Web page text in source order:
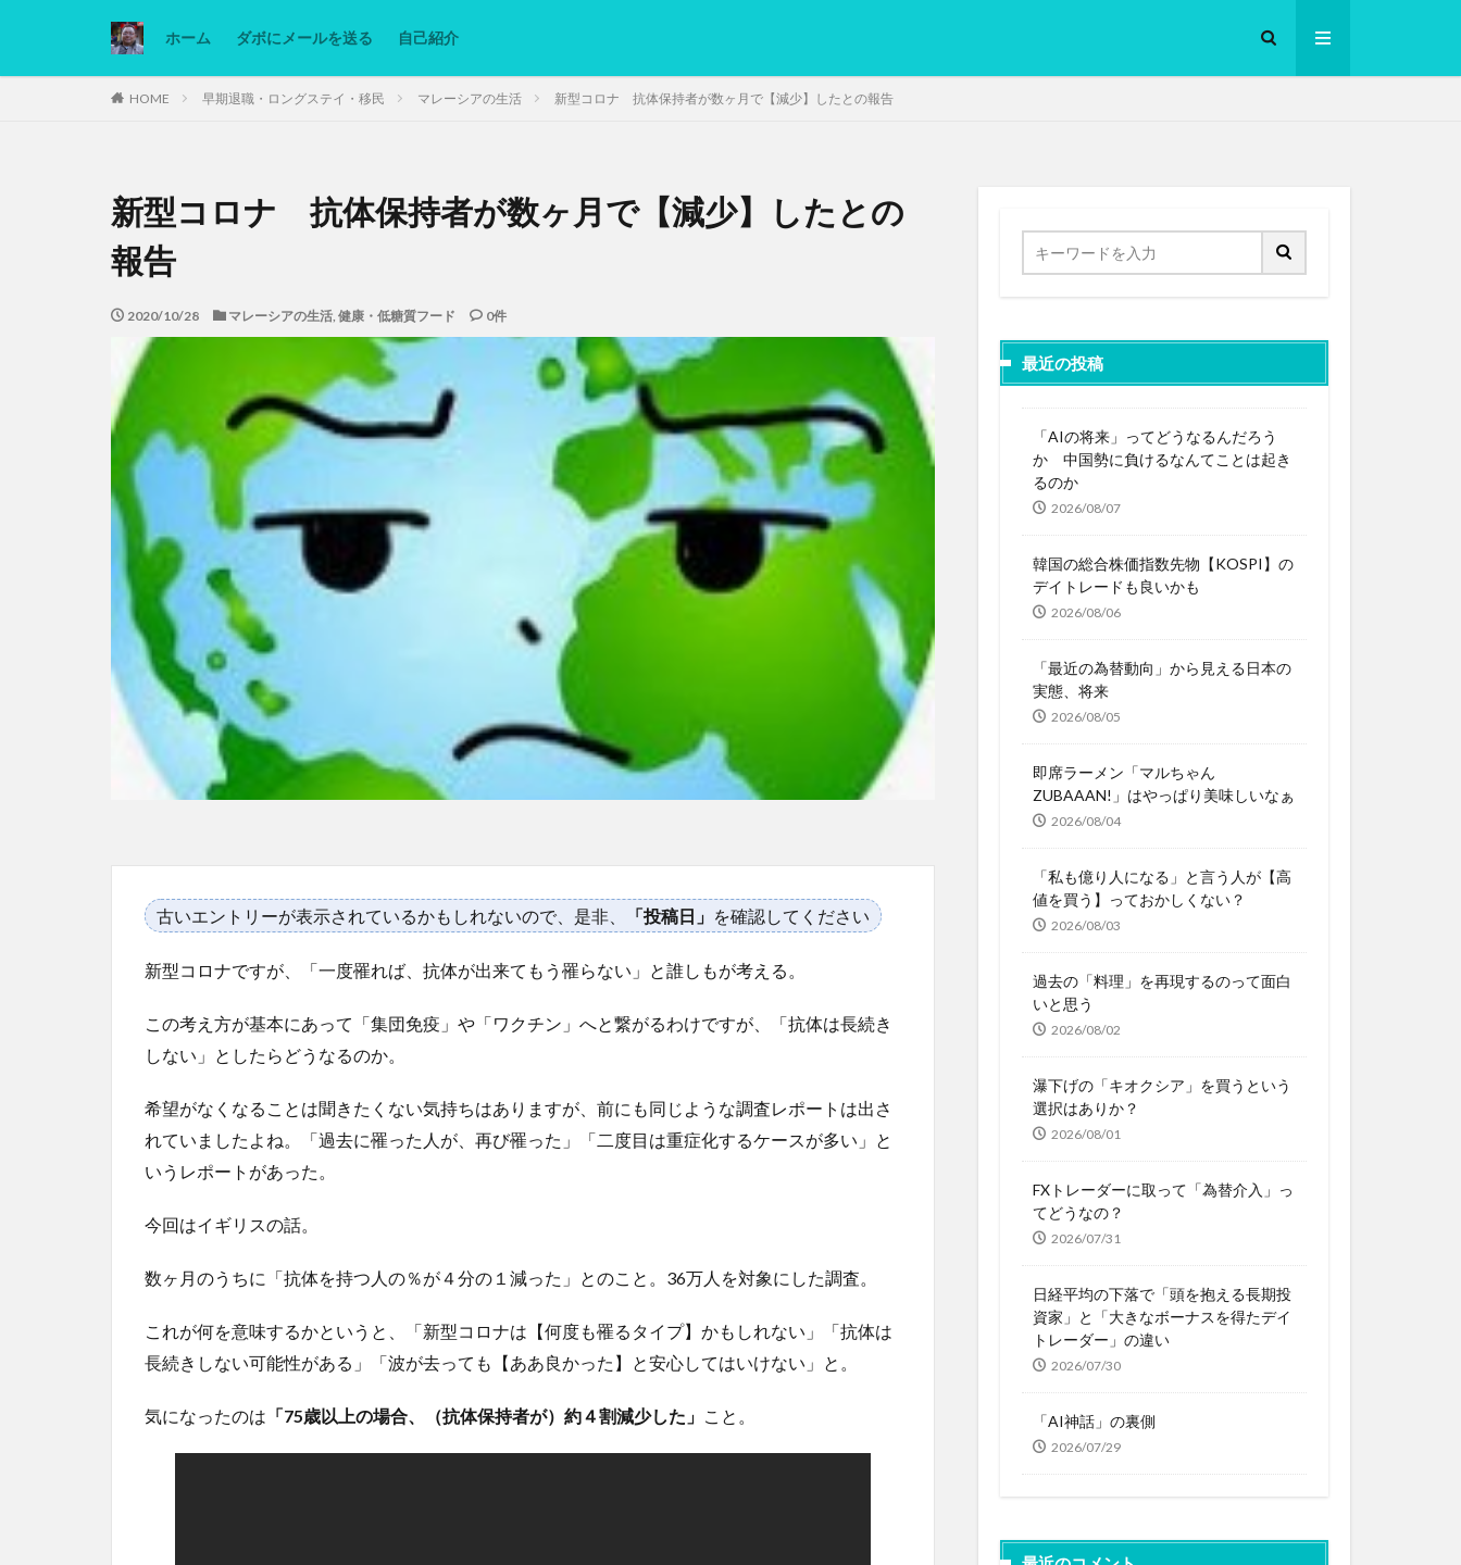
ホーム ダボにメールを送る 自己紹介
HOME 早期退職・ロングステイ・移民 マレーシアの生活 新型コロナ 抗体保持者が数ヶ月で【減少】したとの報告
新型コロナ 抗体保持者が数ヶ月で【減少】したとの
報告
2020/10/28 マレーシアの生活, 健康・低糖質フード 0件
古いエントリーが表示されているかもしれないので、是非、 「投稿日」 を確認してください
新型コロナですが、「一度罹れば、抗体が出来てもう罹らない」と誰しもが考える。
この考え方が基本にあって「集団免疫」や「ワクチン」へと繋がるわけですが、「抗体は長続き
しない」としたらどうなるのか。
希望がなくなることは聞きたくない気持ちはありますが、前にも同じような調査レポートは出さ
れていましたよね。「過去に罹った人が、再び罹った」「二度目は重症化するケースが多い」と
いうレポートがあった。
今回はイギリスの話。
数ヶ月のうちに「抗体を持つ人の％が４分の１減った」とのこと。36万人を対象にした調査。
これが何を意味するかというと、「新型コロナは【何度も罹るタイプ】かもしれない」「抗体は
長続きしない可能性がある」「波が去っても【ああ良かった】と安心してはいけない」と。
気になったのは 「75歳以上の場合、（抗体保持者が）約４割減少した」 こと。
最近の投稿
「AIの将来」ってどうなるんだろう
か 中国勢に負けるなんてことは起き
るのか
2026/08/07
韓国の総合株価指数先物【KOSPI】の
デイトレードも良いかも
2026/08/06
「最近の為替動向」から見える日本の
実態、将来
2026/08/05
即席ラーメン「マルちゃん
ZUBAAAN!」はやっぱり美味しいなぁ
2026/08/04
「私も億り人になる」と言う人が【高
値を買う】っておかしくない？
2026/08/03
過去の「料理」を再現するのって面白
いと思う
2026/08/02
瀑下げの「キオクシア」を買うという
選択はありか？
2026/08/01
FXトレーダーに取って「為替介入」っ
てどうなの？
2026/07/31
日経平均の下落で「頭を抱える長期投
資家」と「大きなボーナスを得たデイ
トレーダー」の違い
2026/07/30
「AI神話」の裏側
2026/07/29
カテゴリー
Ninjatrader PC グリグリ画像 マレーシア動画 ヨーグルト
低温調理・スロークッカー